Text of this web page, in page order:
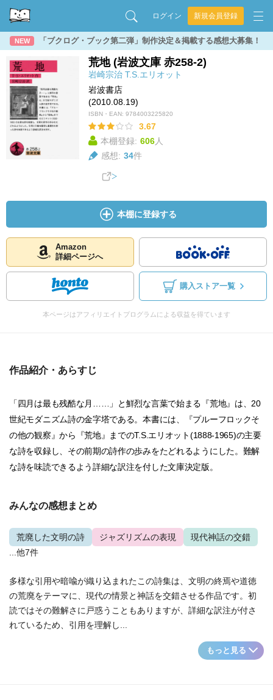
ログイン 新規会員登録
NEW 「ブクログ・ブック第二弾」制作決定＆掲載する感想大募集！
荒地 (岩波文庫 赤258-2)
岩崎宗治 T.S.エリオット
岩波書店
(2010.08.19)
ISBN・EAN: 9784003225820
3.67
本棚登録: 606人
感想: 34件
本棚に登録する
Amazon
詳細ページへ
購入ストア一覧
本ページはアフィリエイトプログラムによる収益を得ています
作品紹介・あらすじ
「四月は最も残酷な月……」と鮮烈な言葉で始まる『荒地』は、20
世紀モダニズム詩の金字塔である。本書には、『プルーフロックそ
の他の観察』から『荒地』までのT.S.エリオット(1888-1965)の主要
な詩を収録し、その前期の詩作の歩みをたどれるようにした。難解
な詩を味読できるよう詳細な訳注を付した文庫決定版。
みんなの感想まとめ
荒廃した文明の詩 ジャズリズムの表現
現代神話の交錯
...他7件
多様な引用や暗喩が織り込まれたこの詩集は、文明の終焉や道徳
の荒廃をテーマに、現代の情景と神話を交錯させる作品です。初
読ではその難解さに戸惑うこともありますが、詳細な訳注が付さ
れているため、引用を理解し...
もっと見る